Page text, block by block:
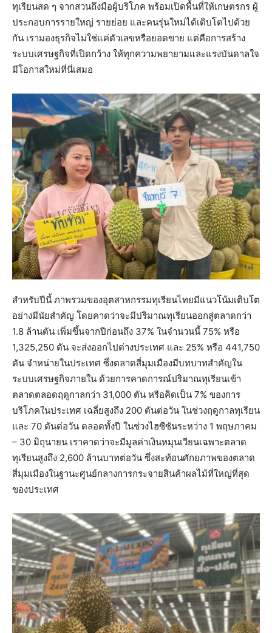
ทุเรียนสด ๆ จากสวนถึงมือผู้บริโภค พร้อมเปิดพื้นที่ให้เกษตรกร ผู้
ประกอบการรายใหญ่ รายย่อย และคนรุ่นใหม่ได้เติบโตไปด้วย
กัน เรามองธุรกิจไม่ใช่แค่ตัวเลขหรือยอดขาย แต่คือการสร้าง
ระบบเศรษฐกิจที่เปิดกว้าง ให้ทุกความพยายามและแรงบันดาลใจ
มีโอกาสใหม่ที่นี่เสมอ
สำหรับปีนี้ ภาพรวมของอุตสาหกรรมทุเรียนไทยมีแนวโน้มเติบโต
อย่างมีนัยสำคัญ โดยคาดว่าจะมีปริมาณทุเรียนออกสู่ตลาดกว่า
1.8 ล้านตัน เพิ่มขึ้นจากปีก่อนถึง 37% ในจำนวนนี้ 75% หรือ
1,325,250 ตัน จะส่งออกไปต่างประเทศ และ 25% หรือ 441,750
ตัน จำหน่ายในประเทศ ซึ่งตลาดสี่มุมเมืองมีบทบาทสำคัญใน
ระบบเศรษฐกิจภายใน ด้วยการคาดการณ์ปริมาณทุเรียนเข้า
ตลาดตลอดฤดูกาลกว่า 31,000 ตัน หรือคิดเป็น 7% ของการ
บริโภคในประเทศ เฉลี่ยสูงถึง 200 ตันต่อวัน ในช่วงฤดูกาลทุเรียน
และ 70 ตันต่อวัน ตลอดทั้งปี ในช่วงไฮซีซันระหว่าง 1 พฤษภาคม
– 30 มิถุนายน เราคาดว่าจะมีมูลค่าเงินหมุนเวียนเฉพาะตลาด
ทุเรียนสูงถึง 2,600 ล้านบาทต่อวัน ซึ่งสะท้อนศักยภาพของตลาด
สี่มุมเมืองในฐานะศูนย์กลางการกระจายสินค้าผลไม้ที่ใหญ่ที่สุด
ของประเทศ